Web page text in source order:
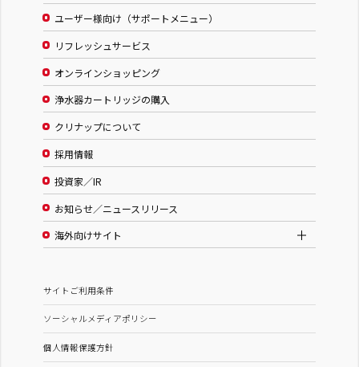
ユーザー様向け（サポートメニュー）
リフレッシュサービス
オンラインショッピング
浄水器カートリッジの購入
クリナップについて
採用情報
投資家／IR
お知らせ／ニュースリリース
海外向けサイト
サイトご利用条件
ソーシャルメディアポリシー
個人情報保護方針